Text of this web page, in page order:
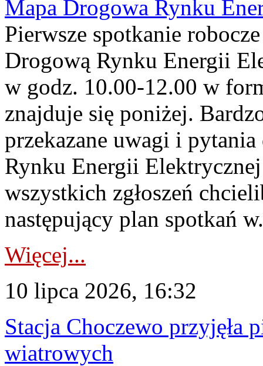
Mapa Drogowa Rynku
Pierwsze spotkanie
Drogową Rynku Energii
w godz. 10.00-12.00 w
znajduje się poniżej.
przekazane uwagi i
Rynku Energii
wszystkich zgłoszeń
następujący plan spotkań
Więcej...
10 lipca 2026, 16:32
Stacja Choczewo przyjęła
wiatrowych